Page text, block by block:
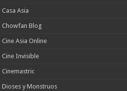
Casa Asia
Chowfan Blog
Cine Asia Online
Cine Invisible
Cinemastric
Dioses y Monstruos